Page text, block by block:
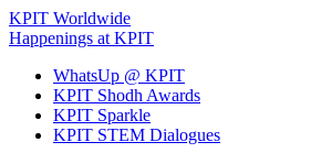
KPIT Worldwide
Happenings at KPIT
WhatsUp @ KPIT
KPIT Shodh Awards
KPIT Sparkle
KPIT STEM Dialogues